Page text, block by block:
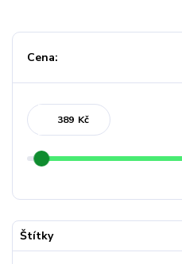
Cena:
Kč
Štítky